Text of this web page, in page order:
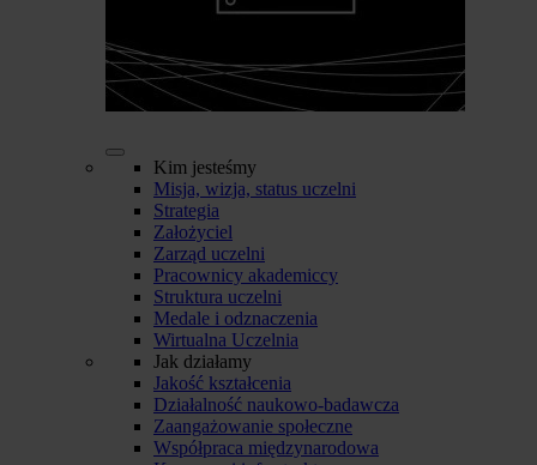
Kim jesteśmy
Misja, wizja, status uczelni
Strategia
Założyciel
Zarząd uczelni
Pracownicy akademiccy
Struktura uczelni
Medale i odznaczenia
Wirtualna Uczelnia
Jak działamy
Jakość kształcenia
Działalność naukowo-badawcza
Zaangażowanie społeczne
Współpraca międzynarodowa